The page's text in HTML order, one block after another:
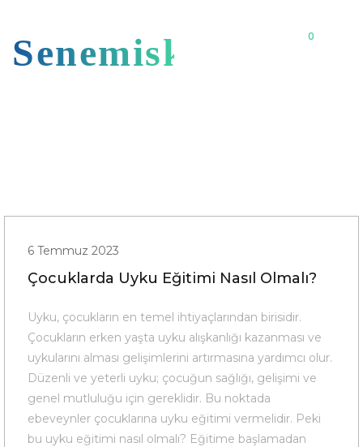
Senemiskoo 0
6 Temmuz 2023
Çocuklarda Uyku Eğitimi Nasıl Olmalı?
Uyku, çocukların en temel ihtiyaçlarından birisidir.
Çocukların erken yaşta uyku alışkanlığı kazanması ve
uykularını alması gelişimlerini artırmasına yardımcı olur.
Düzenli ve yeterli uyku; çocuğun sağlığı, gelişimi ve
genel mutluluğu için gereklidir. Bu noktada
ebeveynler çocuklarına uyku eğitimi vermelidir. Peki
bu uyku eğitimi nasıl olmalı? Eğitime başlamadan